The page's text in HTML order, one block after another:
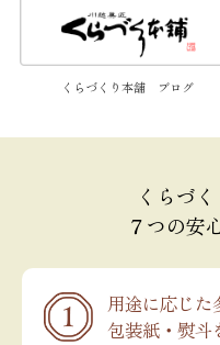
くらづくり本舗 ブログ
くらづ
７つの安
用途に応じた
包装紙・熨斗